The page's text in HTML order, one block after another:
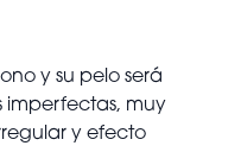
y su pelo será
imperfectas, muy
y efecto